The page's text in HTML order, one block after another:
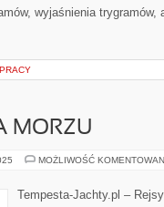
wyjaśnienia trygramów,
MORZU
MOŻLIWOŚĆ
Tempesta-Jachty.pl –